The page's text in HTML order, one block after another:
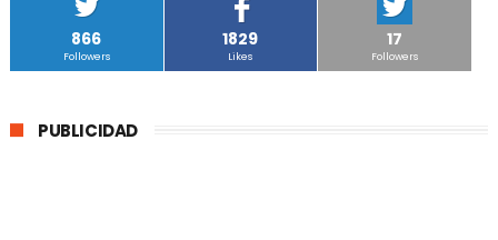
866
Followers
1829
Likes
17
Followers
PUBLICIDAD